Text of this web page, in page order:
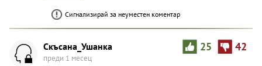
Сигнализирай за неуместен коментар
25 42
Скъсана_Ушанка
преди 1 месец